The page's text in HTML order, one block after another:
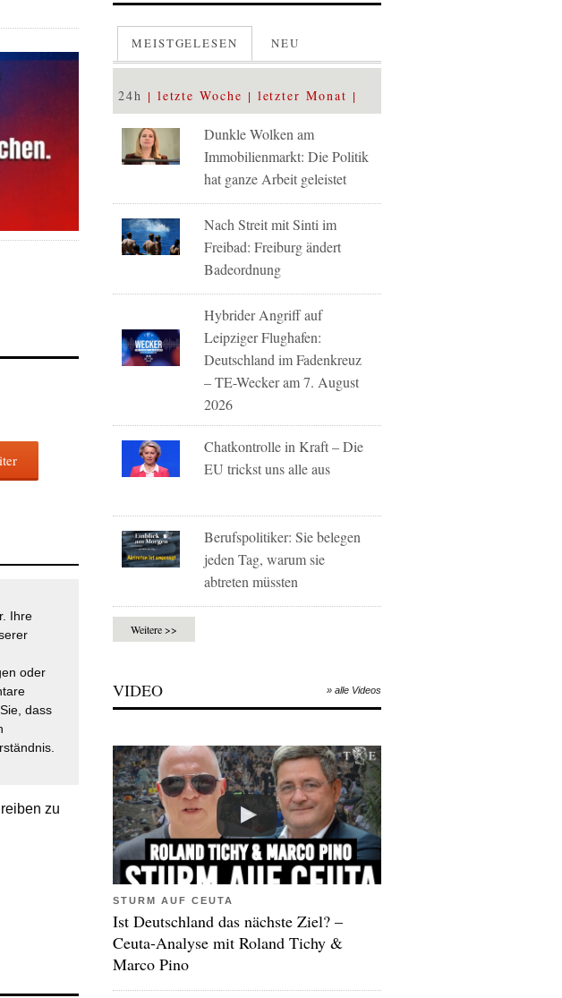
Ihre
oder
dass
zu
MEISTGELESEN NEU
24h letzte Woche letzter Monat
Dunkle Wolken am
Immobilienmarkt: Die Politik
hat ganze Arbeit geleistet
Nach Streit mit Sinti im
Freibad: Freiburg ändert
Badeordnung
Hybrider Angriff auf
Leipziger Flughafen:
Deutschland im Fadenkreuz
– TE-Wecker am 7. August
2026
Chatkontrolle in Kraft – Die
EU trickst uns alle aus
Berufspolitiker: Sie belegen
jeden Tag, warum sie
abtreten müssten
Weitere >>
VIDEO » alle Videos
STURM AUF CEUTA
Ist Deutschland das nächste Ziel? –
Ceuta-Analyse mit Roland Tichy &
Marco Pino